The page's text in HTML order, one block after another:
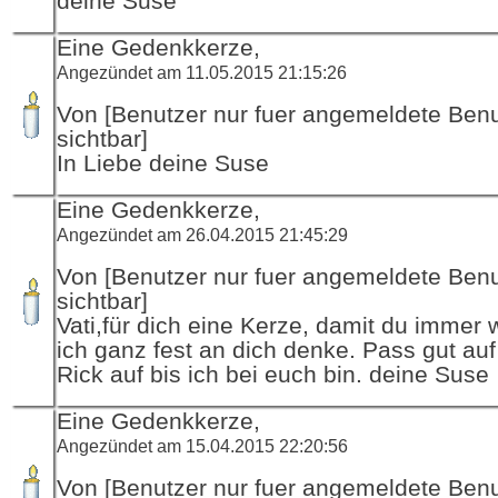
Eine Gedenkkerze,
Angezündet am 11.05.2015 21:15:26
Von [Benutzer nur fuer angemeldete
sichtbar]
In Liebe deine Suse
Eine Gedenkkerze,
Angezündet am 26.04.2015 21:45:29
Von [Benutzer nur fuer angemeldete
sichtbar]
Vati,für dich eine Kerze, damit du immer
ich ganz fest an dich denke. Pass gut
Rick auf bis ich bei euch bin. deine Suse
Eine Gedenkkerze,
Angezündet am 15.04.2015 22:20:56
Von [Benutzer nur fuer angemeldete